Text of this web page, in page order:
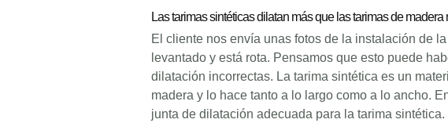
Las tarimas sintéticas dilatan más que las tarimas de madera
El cliente nos envía unas fotos de la instalación de
levantado y está rota. Pensamos que esto puede
dilatación incorrectas. La tarima sintética es un
madera y lo hace tanto a lo largo como a lo ancho.
junta de dilatación adecuada para la tarima sintética.